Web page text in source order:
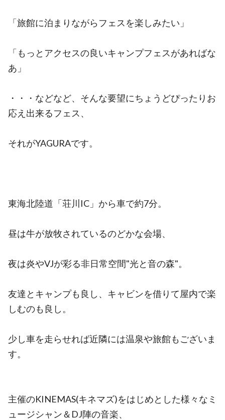
「旅館に泊まりながらフェスを楽しみたい」
「もっとアクセスの良いキャンプフェスがあればな
あ」
・・・などなど、そんな要望にちょうどぴったりお
応え出来るフェス、
それがYAGURAです。
東海北陸道「荘川IC」から車で約7分。
昼は牛が放牧されているのどかな会場、
夜は炎やVJが彩る非日常空間"光と音の森"。
友達とキャンプも良し、キャビンを借りて屋内で楽
しむのも良し。
少し車を走らせれば近隣には温泉や旅館もございま
す。
主催のKINEMAS(キネマズ)をはじめとした様々なミ
ュージシャン＆DJ陣の音楽、